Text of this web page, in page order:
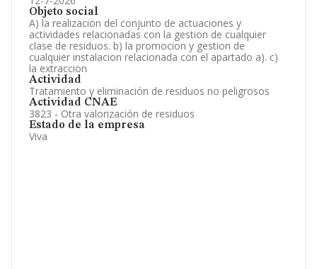
Objeto social
A) la realizacion del conjunto de actuaciones y
actividades relacionadas con la gestion de cualquier
clase de residuos. b) la promocion y gestion de
cualquier instalacion relacionada con el apartado a). c)
la extraccion
Actividad
Tratamiento y eliminación de residuos no peligrosos
Actividad CNAE
3823 - Otra valorización de residuos
Estado de la empresa
Viva